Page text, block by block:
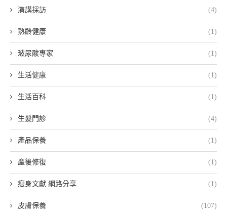
演講採訪 (4)
熟齡健康 (1)
玻尿酸專家 (1)
生活健康 (1)
生活百科 (1)
生髮門診 (4)
產品保養 (1)
產後修復 (1)
瘦身文獻 網路分享 (1)
皮膚保養 (107)